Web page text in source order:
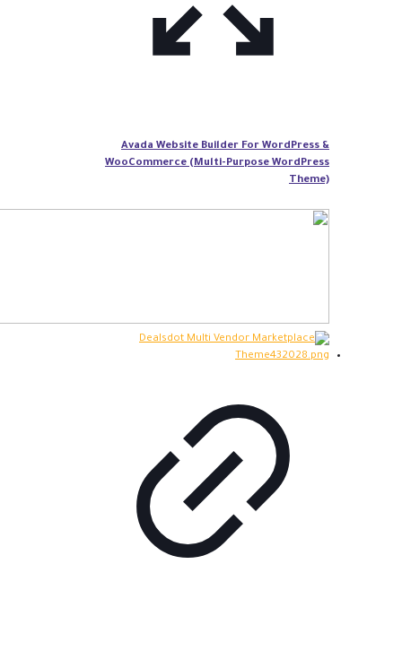
Avada Website Builder For WordPress &
WooCommerce (Multi-Purpose WordPress
Theme)